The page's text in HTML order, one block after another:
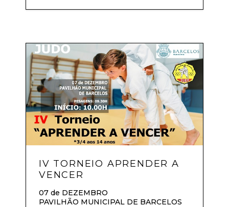
IV TORNEIO APRENDER A
VENCER
07 de DEZEMBRO
PAVILHÃO MUNICIPAL DE BARCELOS